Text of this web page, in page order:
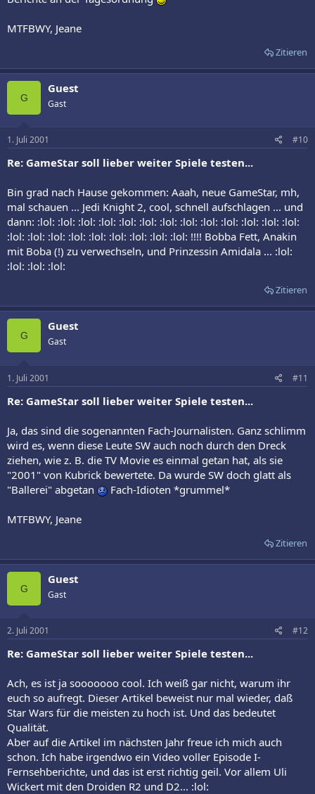
MTFBWY, Jeane
Zitieren
G
Guest
Gast
1. Juli 2001 #10
Re: GameStar soll lieber weiter Spiele testen...
Bin grad nach Hause gekommen: Aaah, neue GameStar, mh,
mal schauen ... Jedi Knight 2, cool, schnell aufschlagen ... und
dann: :lol: :lol: :lol: :lol: :lol: :lol: :lol: :lol: :lol: :lol: :lol: :lol: :lol:
:lol: :lol: :lol: :lol: :lol: :lol: :lol: :lol: :lol: !!!! Bobba Fett, Anakin
mit Boba (!) zu verwechseln, und Prinzessin Amidala ... :lol:
:lol: :lol: :lol:
Zitieren
G
Guest
Gast
1. Juli 2001 #11
Re: GameStar soll lieber weiter Spiele testen...
Ja, das sind die sogenannten Fach-Journalisten. Ganz schlimm
wird es, wenn diese Leute SW auch noch durch den Dreck
ziehen, wie z. B. die TV Movie es einmal getan hat, als sie
"2001" von Kubrick bewertete. Da wurde SW doch glatt als
"Ballerei" abgetan
Fach-Idioten *grummel*
MTFBWY, Jeane
Zitieren
G
Guest
Gast
2. Juli 2001 #12
Re: GameStar soll lieber weiter Spiele testen...
Ach, es ist ja sooooooo cool. Ich weiß gar nicht, warum ihr
euch so aufregt. Dieser Artikel beweist nur mal wieder, daß
Star Wars für die meisten zu hoch ist. Und das bedeutet
Qualität.
Aber auf die Artikel im nächsten Jahr freue ich mich auch
schon. Ich habe irgendwo ein Video voller Episode I-
Fernsehberichte, und das ist erst richtig geil. Vor allem Uli
Wickert mit den Droiden R2 und D2... :lol: